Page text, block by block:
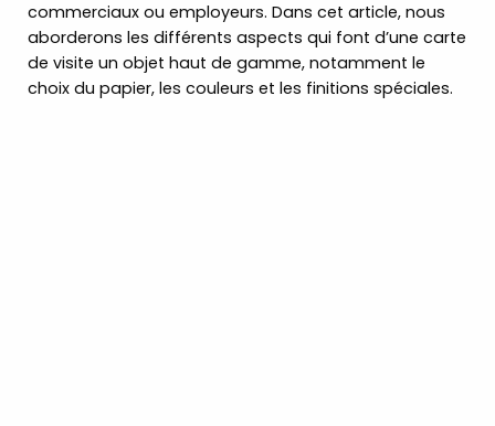
commerciaux ou employeurs. Dans cet article, nous
aborderons les différents aspects qui font d’une carte
de visite un objet haut de gamme, notamment le
choix du papier, les couleurs et les finitions spéciales.